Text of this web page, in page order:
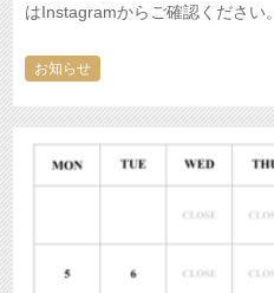
はInstagramからご確認ください。
お知らせ